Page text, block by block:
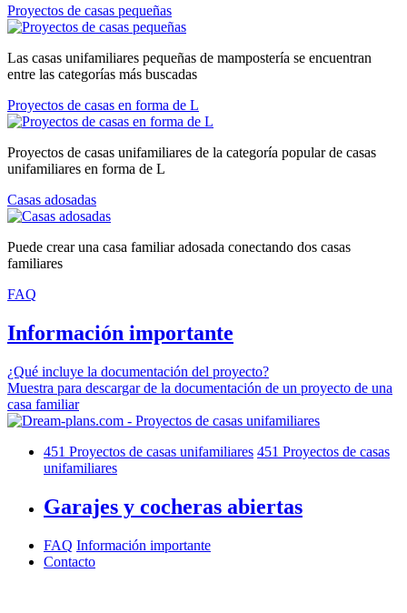
Proyectos de casas pequeñas
Las casas unifamiliares pequeñas de mampostería se encuentran
entre las categorías más buscadas
Proyectos de casas en forma de L
Proyectos de casas unifamiliares de la categoría popular de casas
unifamiliares en forma de L
Casas adosadas
Puede crear una casa familiar adosada conectando dos casas
familiares
FAQ
Información importante
¿Qué incluye la documentación del proyecto?
Muestra para descargar de la documentación de un proyecto de una
casa familiar
451 Proyectos de casas unifamiliares 451 Proyectos de casas
unifamiliares
Garajes y cocheras abiertas
FAQ Información importante
Contacto